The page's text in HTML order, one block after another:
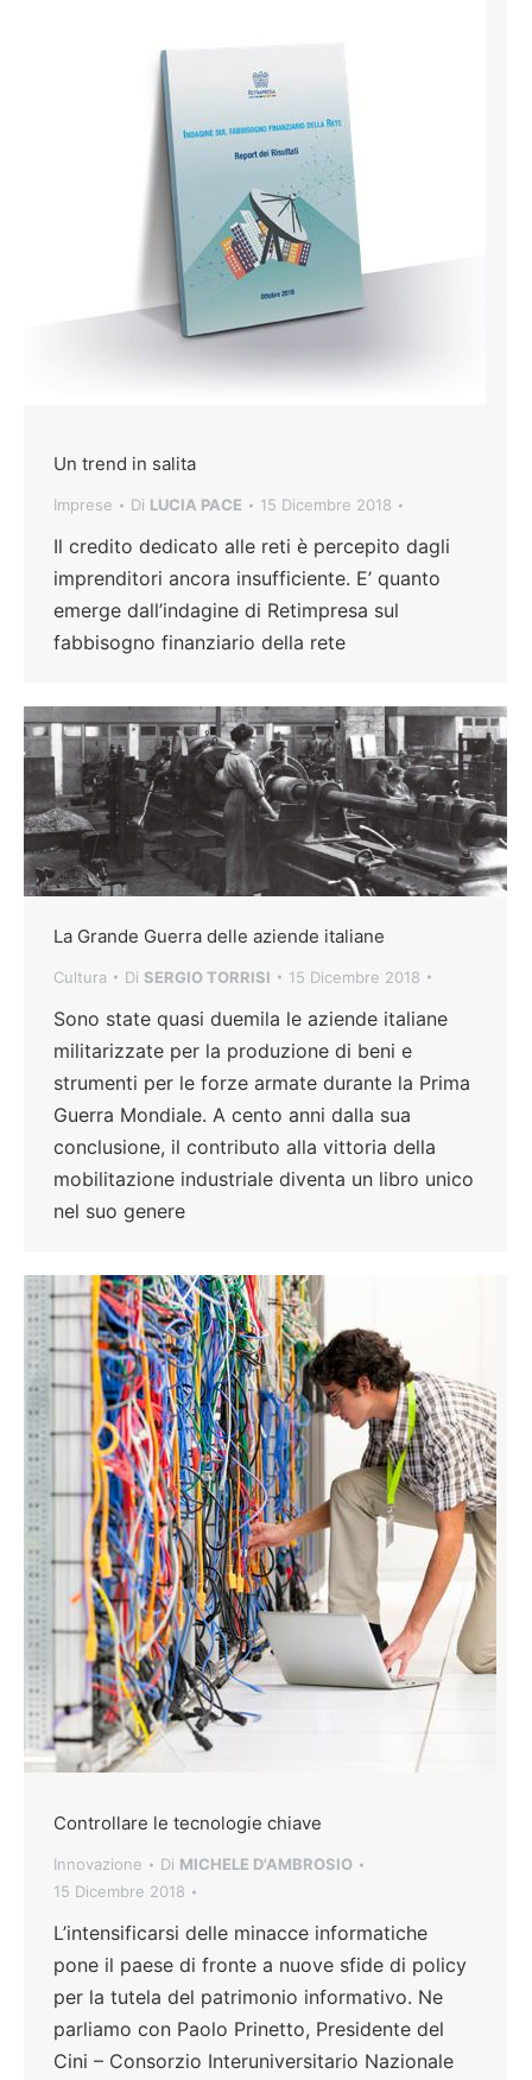
Un trend in salita
Imprese Di LUCIA PACE 15 Dicembre 2018
Il credito dedicato alle reti è percepito dagli
imprenditori ancora insufficiente. E’ quanto
emerge dall’indagine di Retimpresa sul
fabbisogno finanziario della rete
La Grande Guerra delle aziende italiane
Cultura Di SERGIO TORRISI 15 Dicembre 2018
Sono state quasi duemila le aziende italiane
militarizzate per la produzione di beni e
strumenti per le forze armate durante la Prima
Guerra Mondiale. A cento anni dalla sua
conclusione, il contributo alla vittoria della
mobilitazione industriale diventa un libro unico
nel suo genere
Controllare le tecnologie chiave
Innovazione Di MICHELE D'AMBROSIO
15 Dicembre 2018
L’intensificarsi delle minacce informatiche
pone il paese di fronte a nuove sfide di policy
per la tutela del patrimonio informativo. Ne
parliamo con Paolo Prinetto, Presidente del
Cini – Consorzio Interuniversitario Nazionale